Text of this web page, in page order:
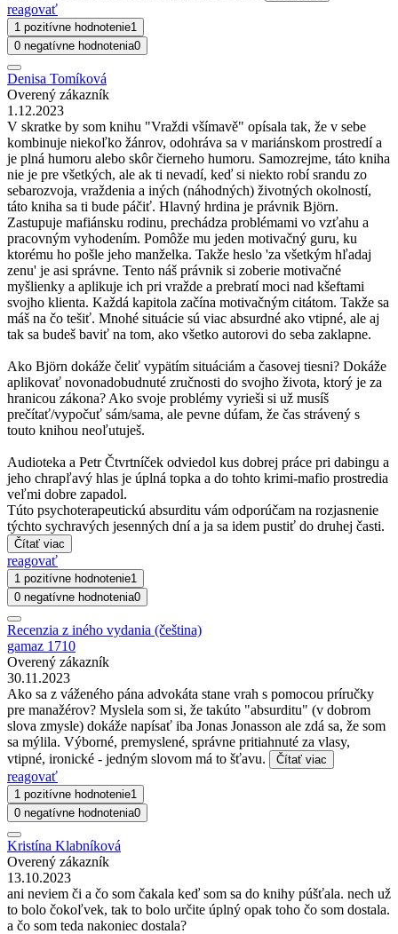
reagovať
1 pozitívne hodnotenie1
0 negatívne hodnotenia0
Denisa Tomíková
Overený zákazník
1.12.2023
V skratke by som knihu "Vraždi všímavě" opísala tak, že v sebe
kombinuje niekoľko žánrov, odohráva sa v mariánskom prostredí a
je plná humoru alebo skôr čierneho humoru. Samozrejme, táto kniha
nie je pre všetkých, ale ak ti nevadí, keď si niekto robí srandu zo
sebarozvoja, vraždenia a iných (náhodných) životných okolností,
táto kniha sa ti bude páčiť. Hlavný hrdina je právnik Björn.
Zastupuje mafiánsku rodinu, prechádza problémami vo vzťahu a
pracovným vyhodením. Pomôže mu jeden motivačný guru, ku
ktorému ho pošle jeho manželka. Takže heslo 'za všetkým hľadaj
zenu' je asi správne. Tento náš právnik si zoberie motivačné
myšlienky a aplikuje ich pri vražde a prebratí moci nad kšeftami
svojho klienta. Každá kapitola začína motivačným citátom. Takže sa
máš na čo tešiť. Mnohé situácie sú viac absurdné ako vtipné, ale aj
tak sa budeš baviť na tom, ako všetko autorovi do seba zaklapne.
Ako Björn dokáže čeliť vypätím situáciám a časovej tiesni? Dokáže
aplikovať novonadobudnuté zručnosti do svojho života, ktorý je za
hranicou zákona? Ako svoje problémy vyrieši si už musíš
prečítať/vypočuť sám/sama, ale pevne dúfam, že čas strávený s
touto knihou neoľutuješ.
Audioteka a Petr Čtvrtníček odviedol kus dobrej práce pri dabingu a
jeho chrapľavý hlas je úplná topka a do tohto krimi-mafio prostredia
veľmi dobre zapadol.
Túto psychoterapeutickú absurditu vám odporúčam na rozjasnenie
týchto sychravých jesenných dní a ja sa idem pustiť do druhej časti.
Čítať viac
reagovať
1 pozitívne hodnotenie1
0 negatívne hodnotenia0
Recenzia z iného vydania (čeština)
gamaz 1710
Overený zákazník
30.11.2023
Ako sa z váženého pána advokáta stane vrah s pomocou príručky
pre manažérov? Myslela som si, že takúto "absurditu" (v dobrom
slova zmysle) dokáže napísať iba Jonas Jonasson ale zdá sa, že som
sa mýlila. Výborné, premyslené, správne pritiahnuté za vlasy,
vtipné, ironické - jedným slovom má to šťavu.
Čítať viac
reagovať
1 pozitívne hodnotenie1
0 negatívne hodnotenia0
Kristína Klabníková
Overený zákazník
13.10.2023
ani neviem či a čo som čakala keď som sa do knihy púšťala. nech už
to bolo čokoľvek, tak to bolo určite úplný opak toho čo som dostala.
a čo som teda nakoniec dostala?